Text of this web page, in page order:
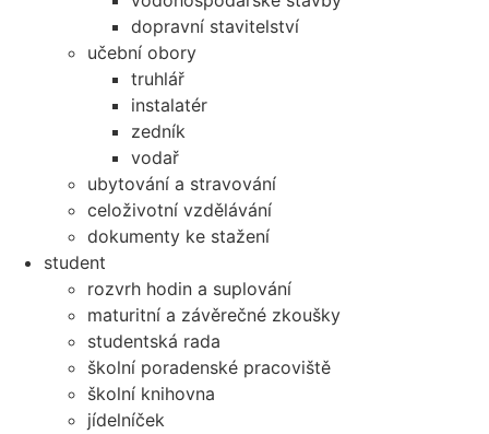
dopravní stavitelství
učební obory
truhlář
instalatér
zedník
vodař
ubytování a stravování
celoživotní vzdělávání
dokumenty ke stažení
student
rozvrh hodin a suplování
maturitní a závěrečné zkoušky
studentská rada
školní poradenské pracoviště
školní knihovna
jídelníček